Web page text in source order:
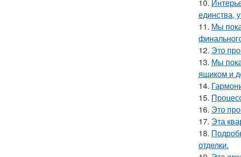
10.
единства,
11. Мы
12. Это
13. Мы
ящиком и
14.
15.
16. Это
17. Эта
18.
отделки.